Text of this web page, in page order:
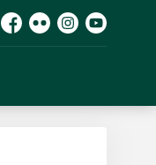
Facebook
FlickrInstagramYouTube